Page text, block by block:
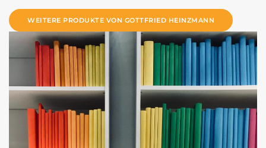
WEITERE PRODUKTE VON GOTTFRIED HEINZMANN